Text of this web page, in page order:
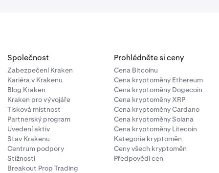
Společnost
Zabezpečení Kraken
Kariéra v Krakenu
Blog Kraken
Kraken pro vývojáře
Tisková místnost
Partnerský program
Uvedení aktiv
Stav Krakenu
Centrum podpory
Stížnosti
Breakout Prop Trading
Prohlédněte si ceny
Cena Bitcoinu
Cena kryptoměny Ethereum
Cena kryptoměny Dogecoin
Cena kryptoměny XRP
Cena kryptoměny Cardano
Cena kryptoměny Solana
Cena kryptoměny Litecoin
Kategorie kryptoměn
Ceny všech kryptoměn
Předpovědi cen